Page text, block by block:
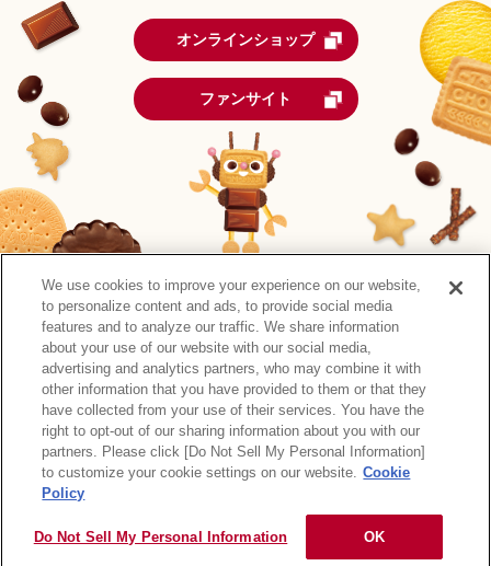
オンラインショップ
ファンサイト
森永製菓公式アカウント一覧
サイトマップ RSSの配信について
プライバシーポリシー
ウェブアクセシビリティ
ご利用規約 リンク
Copyright © MORINAGA & CO., LTD. All rights reserved.
We use cookies to improve your experience on our website,
to personalize content and ads, to provide social media
features and to analyze our traffic. We share information
about your use of our website with our social media,
advertising and analytics partners, who may combine it with
other information that you have provided to them or that they
have collected from your use of their services. You have the
right to opt-out of our sharing information about you with our
partners. Please click [Do Not Sell My Personal Information]
to customize your cookie settings on our website. Cookie
Policy
Do Not Sell My Personal Information OK